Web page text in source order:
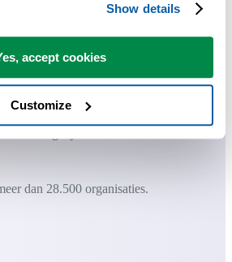
Show details
accept cookies
Customize
Geen training nodig.
met een paar tools. Uiteindelijk
dagelijks.
dan 28.500 organisaties.